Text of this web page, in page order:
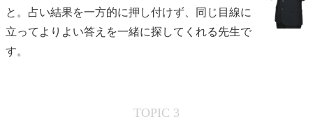
と。占い結果を一方的に押し付けず、同じ目線に
立ってよりよい答えを一緒に探してくれる先生で
す。
TOPIC 3